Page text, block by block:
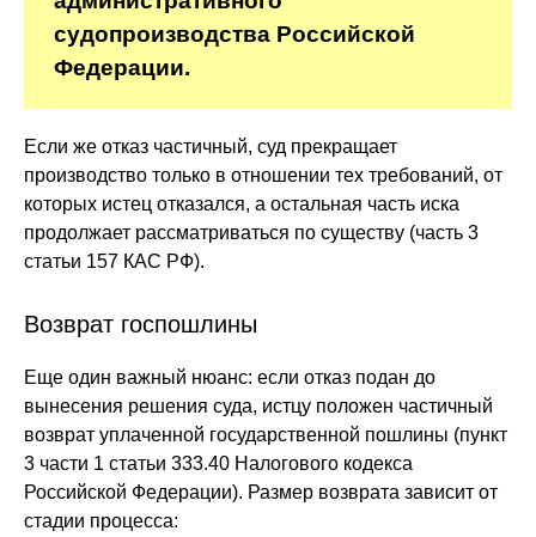
судопроизводства Российской
Федерации.
Если же отказ частичный, суд прекращает
производство только в отношении тех требований, от
которых истец отказался, а остальная часть иска
продолжает рассматриваться по существу (часть 3
статьи 157 КАС РФ).
Возврат госпошлины
Еще один важный нюанс: если отказ подан до
вынесения решения суда, истцу положен частичный
возврат уплаченной государственной пошлины (пункт
3 части 1 статьи 333.40 Налогового кодекса
Российской Федерации). Размер возврата зависит от
стадии процесса: